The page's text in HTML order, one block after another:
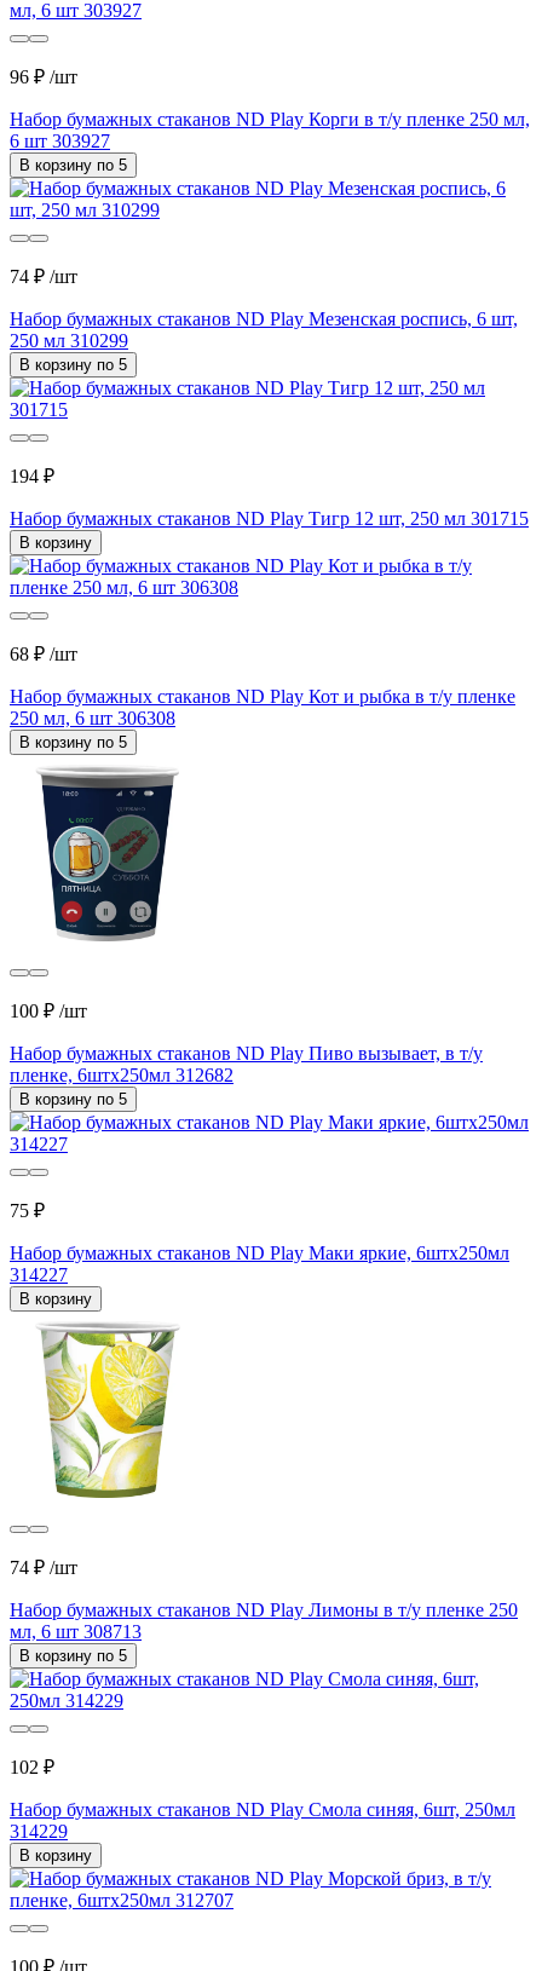
96 ₽ /шт
Набор бумажных стаканов ND Play Корги в т/у пленке 250 мл,
6 шт 303927
В корзину по 5
74 ₽ /шт
Набор бумажных стаканов ND Play Мезенская роспись, 6 шт,
250 мл 310299
В корзину по 5
194 ₽
Набор бумажных стаканов ND Play Тигр 12 шт, 250 мл 301715
В корзину
68 ₽ /шт
Набор бумажных стаканов ND Play Кот и рыбка в т/у пленке
250 мл, 6 шт 306308
В корзину по 5
100 ₽ /шт
Набор бумажных стаканов ND Play Пиво вызывает, в т/у
пленке, 6штх250мл 312682
В корзину по 5
75 ₽
Набор бумажных стаканов ND Play Маки яркие, 6штх250мл
314227
В корзину
74 ₽ /шт
Набор бумажных стаканов ND Play Лимоны в т/у пленке 250
мл, 6 шт 308713
В корзину по 5
102 ₽
Набор бумажных стаканов ND Play Смола синяя, 6шт, 250мл
314229
В корзину